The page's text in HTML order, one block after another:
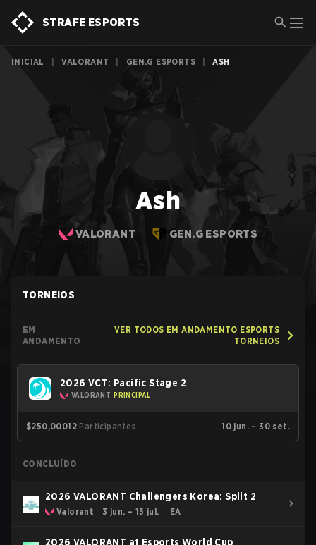
STRAFE ESPORTS
INICIAL VALORANT GEN.G ESPORTS ASH
Ash
VALORANT GEN.G ESPORTS
TORNEIOS
EM
ANDAMENTO
VER TODOS EM ANDAMENTO ESPORTS
TORNEIOS
2026 VCT: Pacific Stage 2
VALORANT PRINCIPAL
$250,00012 Participantes 10 jun. – 30 set.
CONCLUÍDO
2026 VALORANT Challengers Korea: Split 2
Valorant 3 jun. – 15 jul. EA
2026 VALORANT at Esports World Cup